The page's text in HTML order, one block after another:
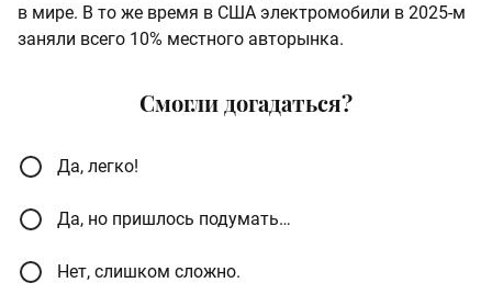
в мире. В то же время в США электромобили в 2025-м
заняли всего 10% местного авторынка.
Смогли догадаться?
Да, легко!
Да, но пришлось подумать…
Нет, слишком сложно.